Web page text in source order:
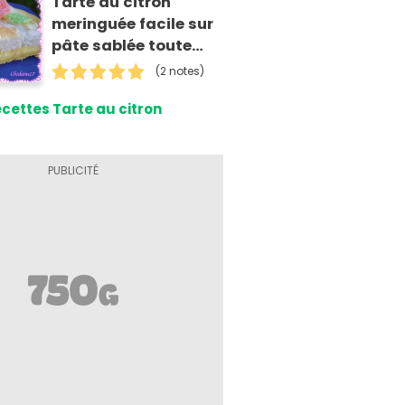
meringuée facile sur
pâte sablée toute
faite
(2 notes)
Tarte au citron